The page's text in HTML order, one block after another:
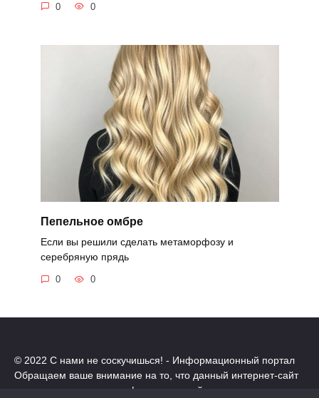
0 0
Пепельное омбре
Если вы решили сделать метаморфозу и
серебряную прядь
0 0
© 2022 С нами не соскучишься! - Информационный портал
Обращаем ваше внимание на то, что данный интернет-сайт
носит исключительно информационный характер.